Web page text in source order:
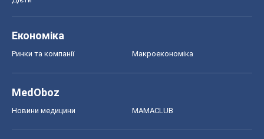
Економіка
Ринки та компанії Макроекономіка
MedOboz
Новини медицини MAMACLUB